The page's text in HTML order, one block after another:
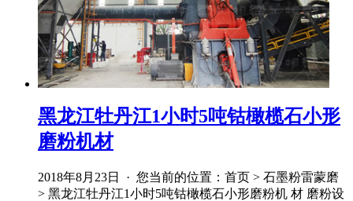
黑龙江牡丹江1小时5吨钴橄榄石小形
磨粉机材
2018年8月23日 · 您当前的位置：首页 > 石墨粉雷蒙磨
> 黑龙江牡丹江1小时5吨钴橄榄石小形磨粉机 材 磨粉设